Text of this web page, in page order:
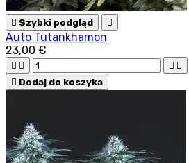
 Szybki podgląd 
Auto Tutankhamon
23,00 €
   
 Dodaj do koszyka